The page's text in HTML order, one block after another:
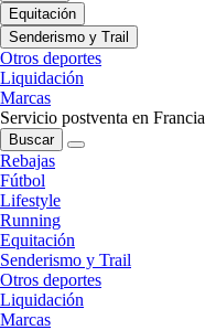
Equitación
Senderismo y Trail
Otros deportes
Liquidación
Marcas
Servicio postventa en Francia
Buscar
Rebajas
Fútbol
Lifestyle
Running
Equitación
Senderismo y Trail
Otros deportes
Liquidación
Marcas